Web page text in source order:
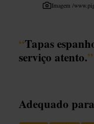
Imagem /
“Tapas
serviço atento.”
Adequado para